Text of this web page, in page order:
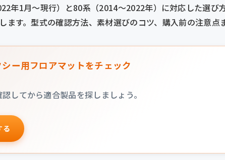
年1月〜現行）と80系（2014〜2022年）に対応した選
ます。型式の確認方法、素材選びのコツ、購入前の注意点
ー用フロアマットをチェック
してから適合製品を探しましょう。
る